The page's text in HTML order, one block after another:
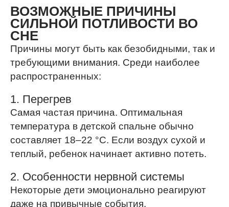
ВОЗМОЖНЫЕ ПРИЧИНЫ
СИЛЬНОЙ ПОТЛИВОСТИ ВО
СНЕ
Причины могут быть как безобидными, так и
требующими внимания. Среди наиболее
распространенных:
1. Перегрев
Самая частая причина. Оптимальная
температура в детской спальне обычно
составляет 18–22 °C. Если воздух сухой и
теплый, ребенок начинает активно потеть.
2. Особенности нервной системы
Некоторые дети эмоционально реагируют
даже на привычные события.